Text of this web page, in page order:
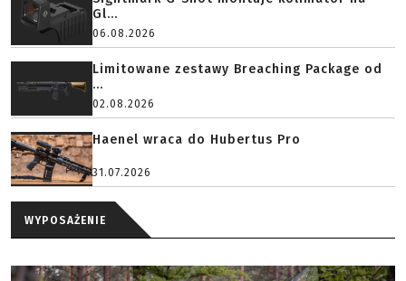
Gl...
06.08.2026
Limitowane zestawy Breaching Package od
...
02.08.2026
Haenel wraca do Hubertus Pro
31.07.2026
WYPOSAŻENIE